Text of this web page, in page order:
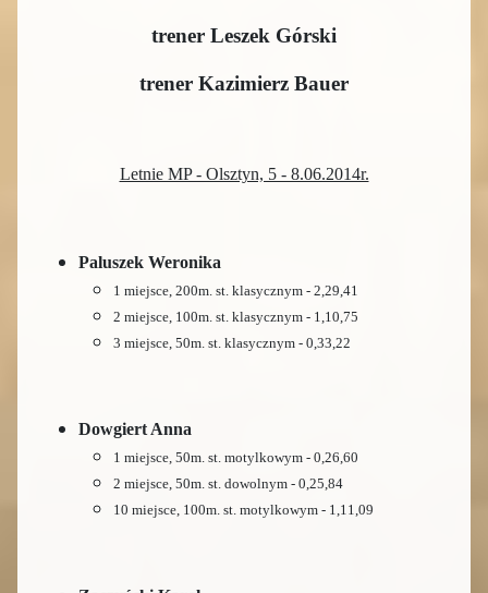
trener Leszek Górski
trener Kazimierz Bauer
Letnie MP - Olsztyn, 5 - 8.06.2014r.
Paluszek Weronika
1 miejsce, 200m. st. klasycznym - 2,29,41
2 miejsce, 100m. st. klasycznym - 1,10,75
3 miejsce, 50m. st. klasycznym - 0,33,22
Dowgiert Anna
1 miejsce, 50m. st. motylkowym - 0,26,60
2 miejsce, 50m. st. dowolnym - 0,25,84
10 miejsce, 100m. st. motylkowym - 1,11,09